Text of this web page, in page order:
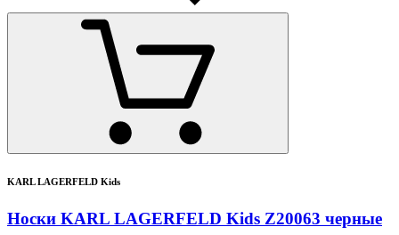
KARL LAGERFELD Kids
Носки KARL LAGERFELD Kids Z20063 черные